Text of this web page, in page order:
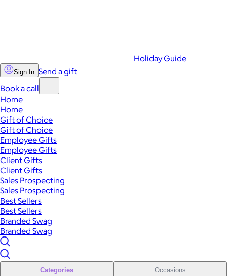
Holiday Guide
Sign In Send a gift
Book a call
Home
Home
Gift of Choice
Gift of Choice
Employee Gifts
Employee Gifts
Client Gifts
Client Gifts
Sales Prospecting
Sales Prospecting
Best Sellers
Best Sellers
Branded Swag
Branded Swag
Categories Occasions